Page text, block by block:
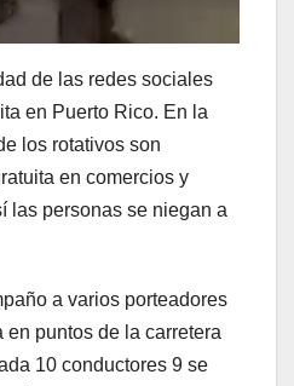
de las redes sociales
en Puerto Rico. En la
los rotativos son
en comercios y
las personas se niegan a
a varios porteadores
en puntos de la carretera
10 conductores 9 se